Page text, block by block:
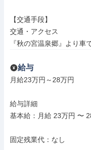
【交通手段】
交通・アクセス
『秋の宮温泉郷』より
給与
月給23万円～28万円
給与詳細
基本給：月給 23万円 〜
固定残業代：なし